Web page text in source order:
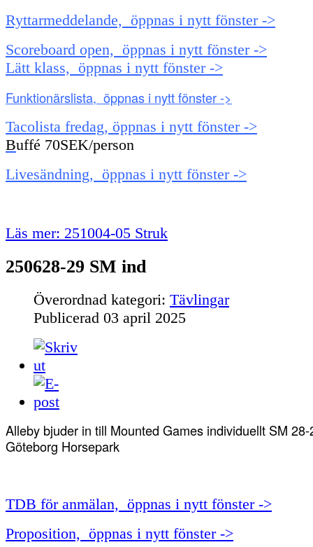
Ryttarmeddelande, öppnas i nytt fönster ->
Scoreboard open, öppnas i nytt fönster ->
Lätt klass, öppnas i nytt fönster ->
Funktionärslista, öppnas i nytt fönster ->
Tacolista fredag, öppnas i nytt fönster ->
Buffé 70SEK/person
Livesändning, öppnas i nytt fönster ->
Läs mer: 251004-05 Struk
250628-29 SM ind
Överordnad kategori: Tävlingar
Publicerad 03 april 2025
Alleby bjuder in till Mounted Games individuellt SM
Göteborg Horsepark
TDB för anmälan, öppnas i nytt fönster ->
Proposition, öppnas i nytt fönster ->